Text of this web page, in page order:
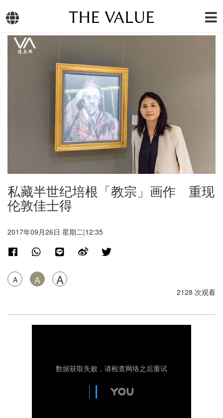
THE VALUE
私藏半世纪培根「教宗」画作 重现
伦敦佳士得
2017年09月26日 星期二|12:35
A A A
2128 次观看